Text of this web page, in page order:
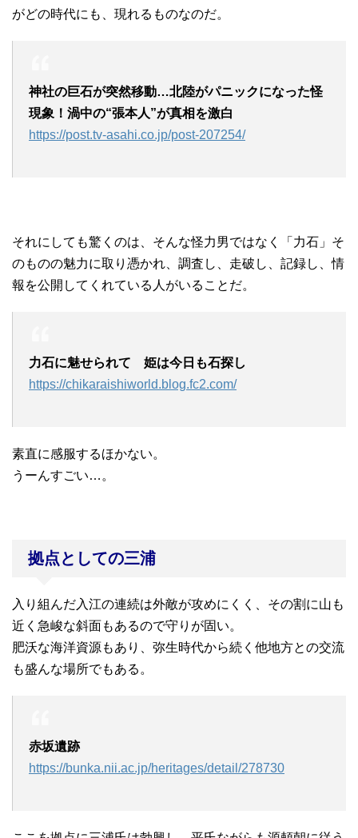
がどの時代にも、現れるものなのだ。
神社の巨石が突然移動…北陸がパニックになった怪
現象！渦中の“張本人”が真相を激白
https://post.tv-asahi.co.jp/post-207254/
それにしても驚くのは、そんな怪力男ではなく「力石」そ
のものの魅力に取り憑かれ、調査し、走破し、記録し、情
報を公開してくれている人がいることだ。
力石に魅せられて 姫は今日も石探し
https://chikaraishiworld.blog.fc2.com/
素直に感服するほかない。
うーんすごい…。
拠点としての三浦
入り組んだ入江の連続は外敵が攻めにくく、その割に山も
近く急峻な斜面もあるので守りが固い。
肥沃な海洋資源もあり、弥生時代から続く他地方との交流
も盛んな場所でもある。
赤坂遺跡
https://bunka.nii.ac.jp/heritages/detail/278730